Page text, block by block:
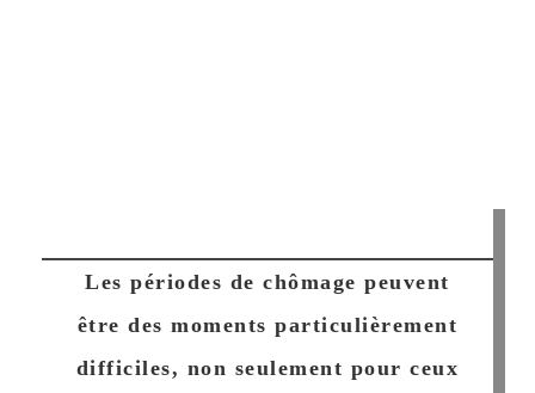
Les périodes de chômage peuvent
être des moments particulièrement
difficiles, non seulement pour ceux